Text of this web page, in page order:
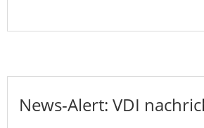
News-Alert: VDI